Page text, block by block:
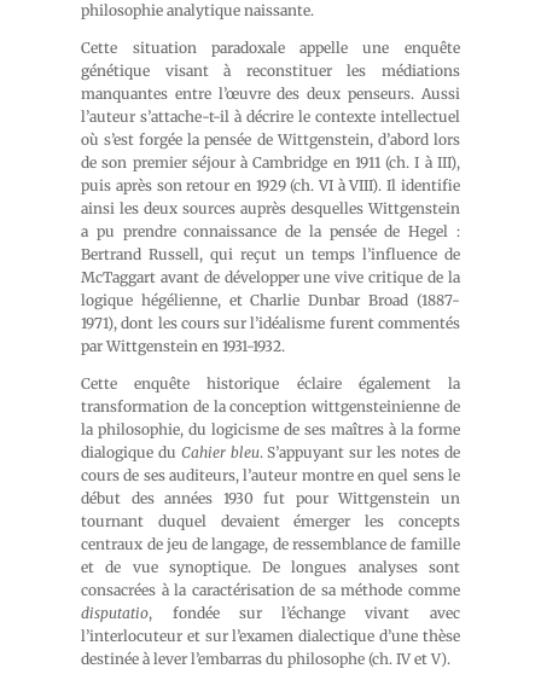
philosophie analytique naissante.
Cette situation paradoxale appelle une enquête
génétique visant à reconstituer les médiations
manquantes entre l’œuvre des deux penseurs. Aussi
l’auteur s’attache-t-il à décrire le contexte intellectuel
où s’est forgée la pensée de Wittgenstein, d’abord lors
de son premier séjour à Cambridge en 1911 (ch. I à III),
puis après son retour en 1929 (ch. VI à VIII). Il identifie
ainsi les deux sources auprès desquelles Wittgenstein
a pu prendre connaissance de la pensée de Hegel :
Bertrand Russell, qui reçut un temps l’influence de
McTaggart avant de développer une vive critique de la
logique hégélienne, et Charlie Dunbar Broad (1887-
1971), dont les cours sur l’idéalisme furent commentés
par Wittgenstein en 1931-1932.
Cette enquête historique éclaire également la
transformation de la conception wittgensteinienne de
la philosophie, du logicisme de ses maîtres à la forme
dialogique du Cahier bleu. S’appuyant sur les notes de
cours de ses auditeurs, l’auteur montre en quel sens le
début des années 1930 fut pour Wittgenstein un
tournant duquel devaient émerger les concepts
centraux de jeu de langage, de ressemblance de famille
et de vue synoptique. De longues analyses sont
consacrées à la caractérisation de sa méthode comme
disputatio, fondée sur l’échange vivant avec
l’interlocuteur et sur l’examen dialectique d’une thèse
destinée à lever l’embarras du philosophe (ch. IV et V).